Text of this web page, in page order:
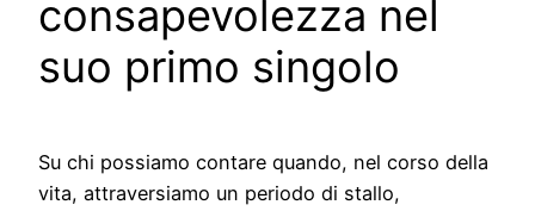
consapevolezza nel
suo primo singolo
Su chi possiamo contare quando, nel corso della
vita, attraversiamo un periodo di stallo,